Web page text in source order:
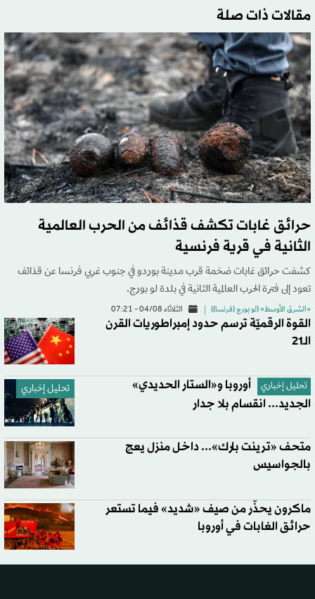
مقالات ذات صلة
حرائق غابات تكشف قذائف من الحرب العالمية
الثانية في قرية فرنسية
كشفت حرائق غابات ضخمة قرب مدينة بوردو في جنوب غربي فرنسا عن قذائف
تعود إلى فترة الحرب العالمية الثانية في بلدة لو بورج.
«الشرق الأوسط» (لو بورج (فرنسا)) الثلاثاء 04/08 - 07:21
القوة الرقميّة ترسم حدود إمبراطوريات القرن
الـ21
تحليل إخباري تحليل إخباري
أوروبا و«الستار الحديدي»
الجديد... انقسام بلا جدار
متحف «ترينت بارك»... داخل منزل يعج
بالجواسيس
ماكرون يحذّر من صيف «شديد» فيما تستعر
حرائق الغابات في أوروبا